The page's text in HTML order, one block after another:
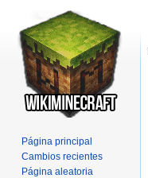
Página principal
Cambios recientes
Página aleatoria